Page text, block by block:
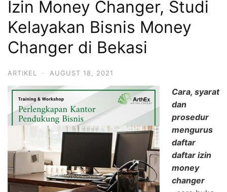
Izin Money Changer, Studi
Kelayakan Bisnis Money
Changer di Bekasi
ARTIKEL · AUGUST 18, 2021
Cara, syarat
dan
prosedur
mengurus
daftar
daftar izin
money
changer